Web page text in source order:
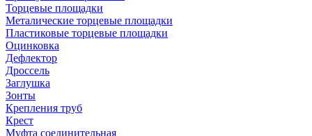
Торцевые площадки
Металические торцевые площадки
Пластиковые торцевые площадки
Оцинковка
Дефлектор
Дроссель
Заглушка
Зонты
Крепления труб
Крест
Муфта соединительная